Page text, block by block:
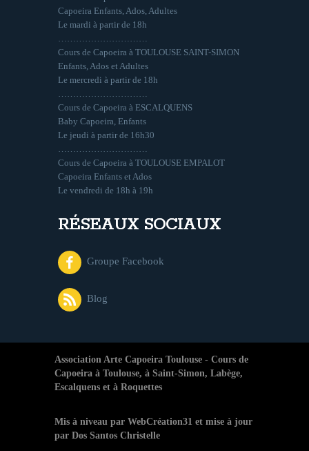
Capoeira Enfants, Ados, Adultes
Le mardi à partir de 18h
Cours de Capoeira à TOULOUSE SAINT-SIMON
Enfants, Ados et Adultes
Le mercredi à partir de 18h
Cours de Capoeira à ESCALQUENS
Baby Capoeira, Enfants
Le jeudi à partir de 16h30
Cours de Capoeira à TOULOUSE EMPALOT
Capoeira Enfants et Ados
Le vendredi de 18h à 19h
RÉSEAUX SOCIAUX
Groupe Facebook
Blog
Association Arte Capoeira Toulouse - Cours de
Capoeira à Toulouse, à Saint-Simon, Labège,
Escalquens et à Roquettes
Mis à niveau par WebCréation31 et mise à jour
par Dos Santos Christelle